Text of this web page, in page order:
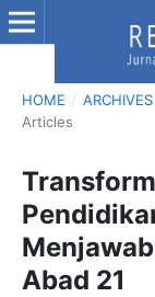
HOME / ARCHIVES
Articles
Abad 21